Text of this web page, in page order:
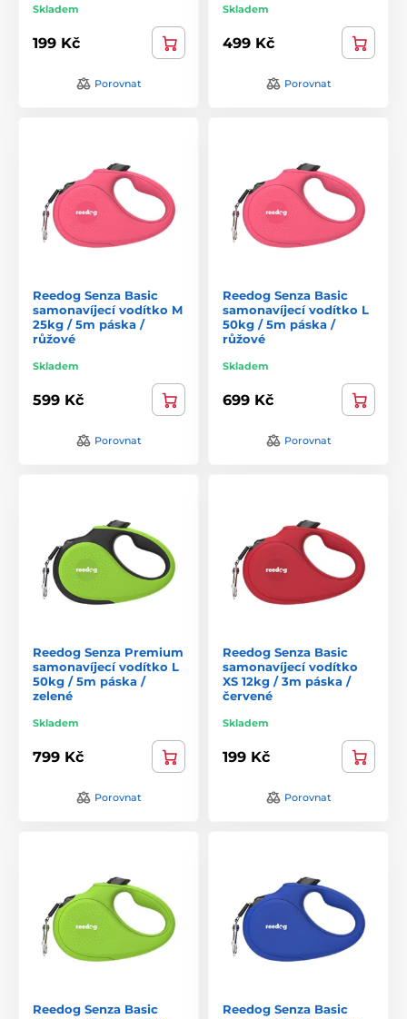
Skladem
199 Kč
Porovnat
Skladem
499 Kč
Porovnat
Reedog Senza Basic
samonavíjecí vodítko M
25kg / 5m páska /
růžové
Skladem
599 Kč
Porovnat
Reedog Senza Basic
samonavíjecí vodítko L
50kg / 5m páska /
růžové
Skladem
699 Kč
Porovnat
Reedog Senza Premium
samonavíjecí vodítko L
50kg / 5m páska /
zelené
Skladem
799 Kč
Porovnat
Reedog Senza Basic
samonavíjecí vodítko
XS 12kg / 3m páska /
červené
Skladem
199 Kč
Porovnat
Reedog Senza Basic
Reedog Senza Basic